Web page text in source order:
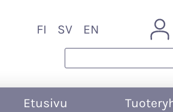
FI SV EN
Etusivu